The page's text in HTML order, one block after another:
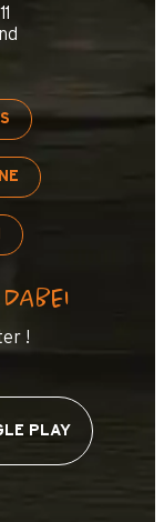
!
PLAY